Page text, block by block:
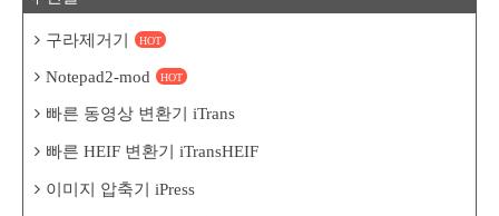
구라제거기 HOT
Notepad2-mod HOT
빠른 동영상 변환기 iTrans
빠른 HEIF 변환기 iTransHEIF
이미지 압축기 iPress